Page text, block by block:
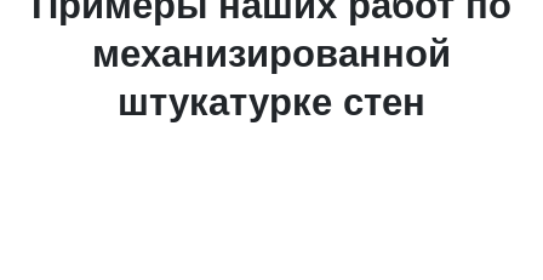
механизированной
штукатурке стен